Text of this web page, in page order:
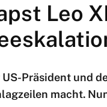
Leo
US-Präsident und
macht.